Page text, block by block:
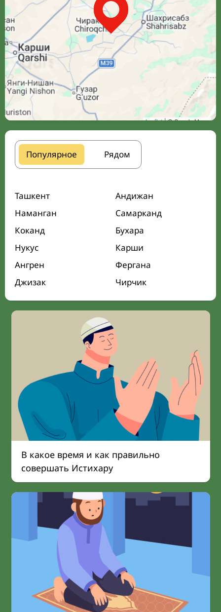
Leaflet| © Google Maps
Популярное Рядом
Ташкент
Андижан
Наманган
Самарканд
Коканд
Бухара
Нукус
Карши
Ангрен
Фергана
Джизак
Чирчик
В какое время и как правильно
совершать Истихару